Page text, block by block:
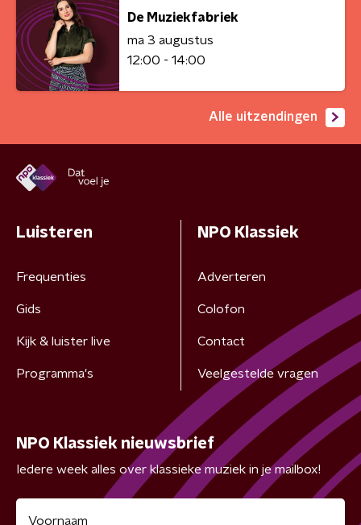
De Muziekfabriek
ma 3 augustus
12:00 - 14:00
Alle uitzendingen
Luisteren
Frequenties
Gids
Kijk & luister live
Programma's
NPO Klassiek
Adverteren
Colofon
Contact
Veelgestelde vragen
NPO Klassiek nieuwsbrief
Iedere week alles over klassieke muziek in je mailbox!